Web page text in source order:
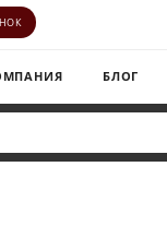
БЛОГ